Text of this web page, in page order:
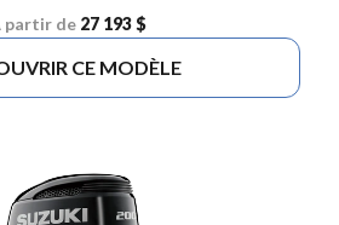
partir de 27 193 $
CE MODÈLE